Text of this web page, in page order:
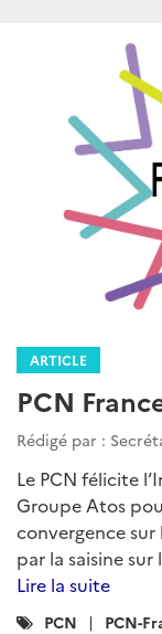
ARTICLE
PCN
Rédigé par :
Le PCN félicite
Groupe Atos
convergence sur
par la saisine
Lire la suite
Catégories
PCN PCN-